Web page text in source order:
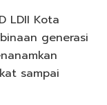
LDII Kota
generasi
sampai